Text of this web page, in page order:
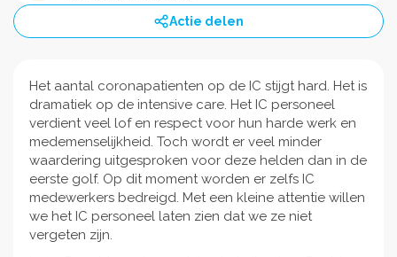
Actie delen
Het aantal coronapatienten op de IC stijgt hard. Het is
dramatiek op de intensive care. Het IC personeel
verdient veel lof en respect voor hun harde werk en
medemenselijkheid. Toch wordt er veel minder
waardering uitgesproken voor deze helden dan in de
eerste golf. Op dit moment worden er zelfs IC
medewerkers bedreigd. Met een kleine attentie willen
we het IC personeel laten zien dat we ze niet
vergeten zijn.